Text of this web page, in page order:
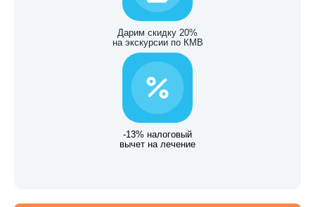
Дарим скидку 20%
на экскурсии по КМВ
-13% налоговый
вычет на лечение